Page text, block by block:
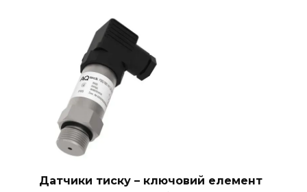
Датчики тиску – ключовий елемент